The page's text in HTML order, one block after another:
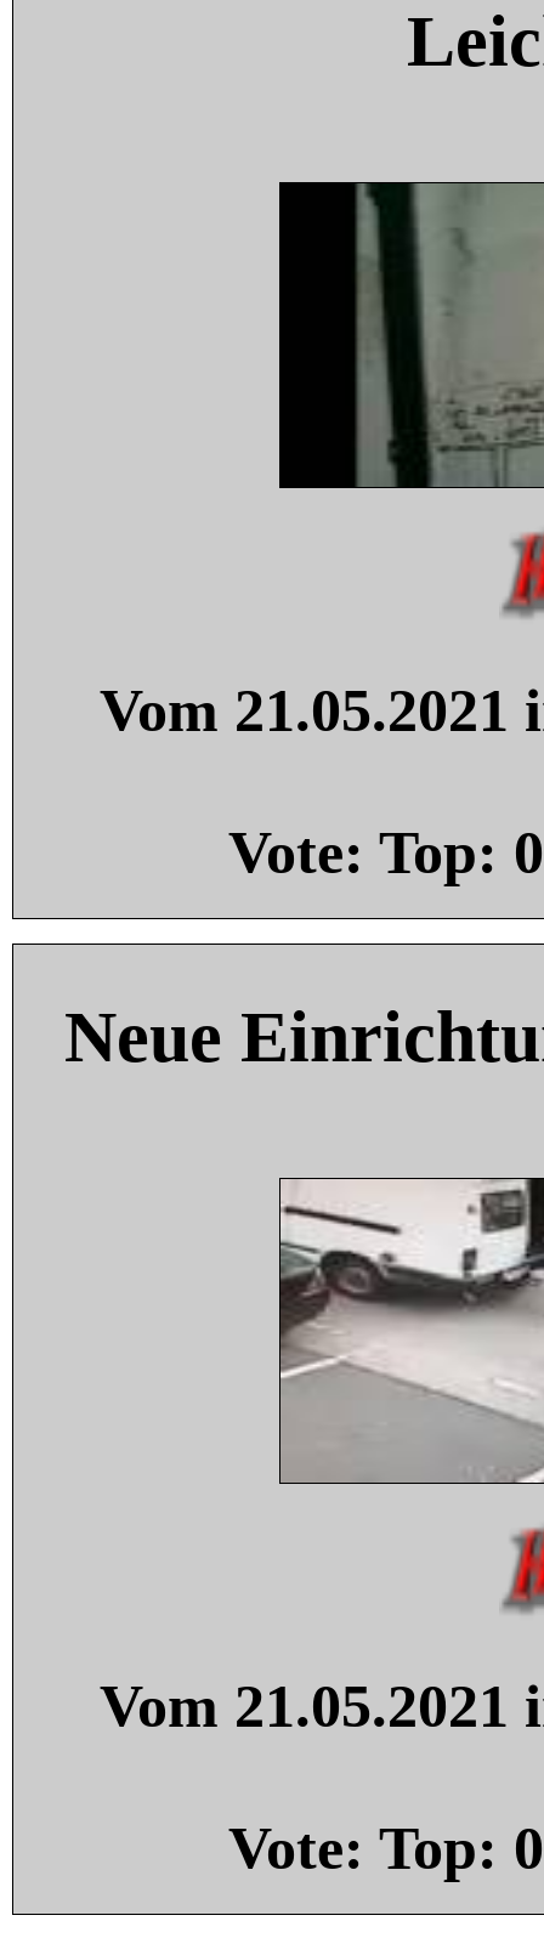
Vom
Vote: Top: 0
Neue
Vom
Vote: Top: 0